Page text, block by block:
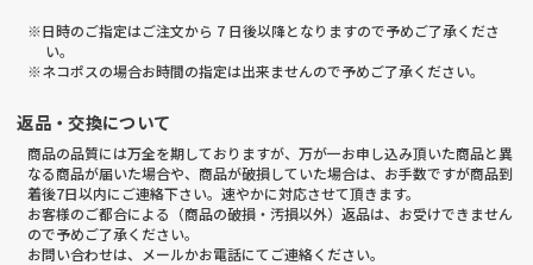
※日時のご指定はご注文から 7 日後以降となりますので予めご了承くださ
い。
※ネコポスの場合お時間の指定は出来ませんので予めご了承ください。
返品・交換について
商品の品質には万全を期しておりますが、万が一お申し込み頂いた商品と異
なる商品が届いた場合や、商品が破損していた場合は、お手数ですが商品到
着後7日以内にご連絡下さい。速やかに対応させて頂きます。
お客様のご都合による（商品の破損・汚損以外）返品は、お受けできません
ので予めご了承ください。
お問い合わせは、メールかお電話にてご連絡ください。